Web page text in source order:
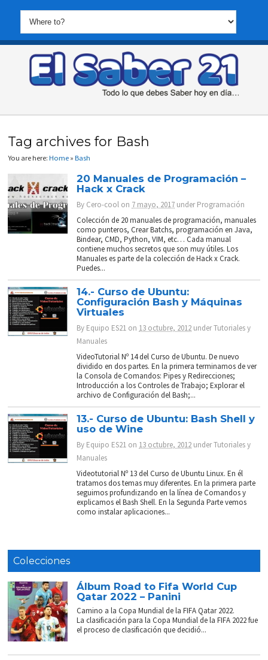
Tag archives for Bash
You are here:Home »Bash
20 Manuales de Programación –
Hack x Crack
By Cero-cool on 7 mayo, 2017 underProgramación
Colección de 20 manuales de programación, manuales
como punteros, Crear Batchs, programación en Java,
Bindear, CMD, Python, VIM, etc… Cada manual
contiene muchos secretos que son muy útiles. Los
Manuales es parte de la colección de Hack x Crack.
Puedes...
14.- Curso de Ubuntu:
Configuración Bash y Máquinas
Virtuales
By Equipo ES21 on 13 octubre, 2012 underTutoriales y
Manuales
VideoTutorial Nº 14 del Curso de Ubuntu. De nuevo
dividido en dos partes. En la primera terminamos de ver
la Consola de Comandos: Pipes y Redirecciones;
Introducción a los Controles de Trabajo; Explorar el
archivo de Configuración del Bash;...
13.- Curso de Ubuntu: Bash Shell y
uso de Wine
By Equipo ES21 on 13 octubre, 2012 underTutoriales y
Manuales
Videotutorial Nº 13 del Curso de Ubuntu Linux. En él
tratamos dos temas muy diferentes. En la primera parte
seguimos profundizando en la línea de Comandos y
explicamos el Bash Shell. En la Segunda Parte vemos
como instalar aplicaciones...
Colecciones
Álbum Road to Fifa World Cup
Qatar 2022 – Panini
Camino a la Copa Mundial de la FIFA Qatar 2022.
La clasificación para la Copa Mundial de la FIFA 2022 fue
el proceso de clasificación que decidió...